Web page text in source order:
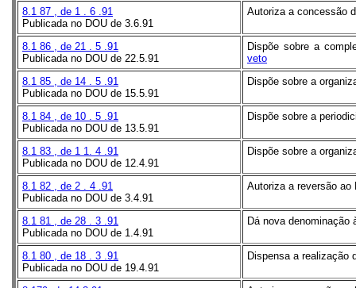
8.1 87 , de 1 6 .91
Publicada no DOU de 3.6.91
Autoriza a concessão
8.1 86 , de 21 5 .91
Publicada no DOU de 22.5.91
Dispõe sobre a
veto
8.1 85 , de 14 5 .91
Publicada no DOU de 15.5.91
Dispõe sobre a
8.1 84 , de 10 5 .91
Publicada no DOU de 13.5.91
Dispõe sobre a
8.1 83 , de 1 1. 4 .91
Publicada no DOU de 12.4.91
Dispõe sobre a
8.1 82 , de 2 4 .91
Publicada no DOU de 3.4.91
Autoriza a reversão ao
8.1 81 , de 28 3 .91
Publicada no DOU de 1.4.91
Dá nova
8.1 80 , de 18 3 .91
Publicada no DOU de 19.4.91
Dispensa a realização